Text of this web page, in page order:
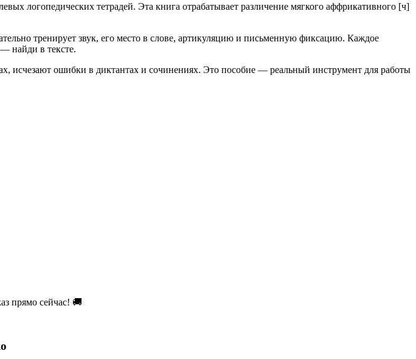
логопедических тетрадей. Эта книга отрабатывает различение мягкого аффрикативного [ч]
тренирует звук, его место в слове, артикуляцию и письменную фиксацию. Каждое
найди в тексте.
исчезают ошибки в диктантах и сочинениях. Это пособие — реальный инструмент для работы
прямо сейчас! 🚚